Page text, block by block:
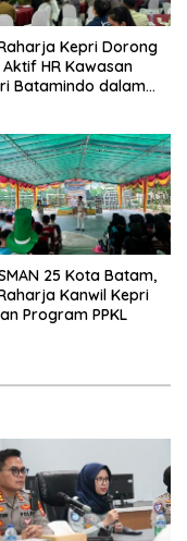
Kepri Dorong
HR Kawasan
Batamindo dalam
25 Kota Batam,
Kanwil Kepri
Program PPKL